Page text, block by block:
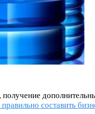
правильно составить